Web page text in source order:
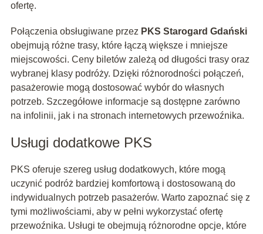
ofertę.
Połączenia obsługiwane przez PKS Starogard Gdański
obejmują różne trasy, które łączą większe i mniejsze
miejscowości. Ceny biletów zależą od długości trasy oraz
wybranej klasy podróży. Dzięki różnorodności połączeń,
pasażerowie mogą dostosować wybór do własnych
potrzeb. Szczegółowe informacje są dostępne zarówno
na infolinii, jak i na stronach internetowych przewoźnika.
Usługi dodatkowe PKS
PKS oferuje szereg usług dodatkowych, które mogą
uczynić podróż bardziej komfortową i dostosowaną do
indywidualnych potrzeb pasażerów. Warto zapoznać się z
tymi możliwościami, aby w pełni wykorzystać ofertę
przewoźnika. Usługi te obejmują różnorodne opcje, które